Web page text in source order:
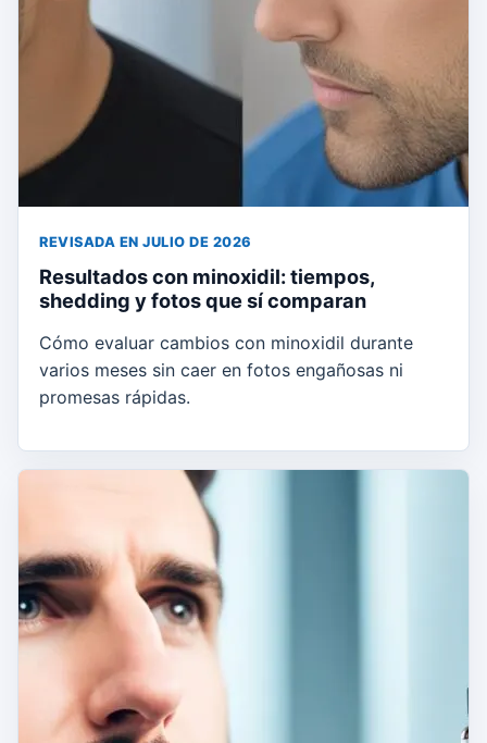
REVISADA EN JULIO DE 2026
Resultados con minoxidil: tiempos,
shedding y fotos que sí comparan
Cómo evaluar cambios con minoxidil durante
varios meses sin caer en fotos engañosas ni
promesas rápidas.